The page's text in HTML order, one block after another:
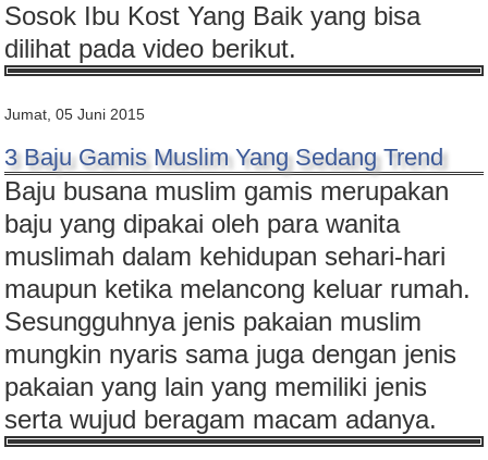
Sosok Ibu Kost Yang Baik yang bisa
dilihat pada video berikut.
Jumat, 05 Juni 2015
3 Baju Gamis Muslim Yang Sedang Trend
Baju busana muslim gamis merupakan
baju yang dipakai oleh para wanita
muslimah dalam kehidupan sehari-hari
maupun ketika melancong keluar rumah.
Sesungguhnya jenis pakaian muslim
mungkin nyaris sama juga dengan jenis
pakaian yang lain yang memiliki jenis
serta wujud beragam macam adanya.